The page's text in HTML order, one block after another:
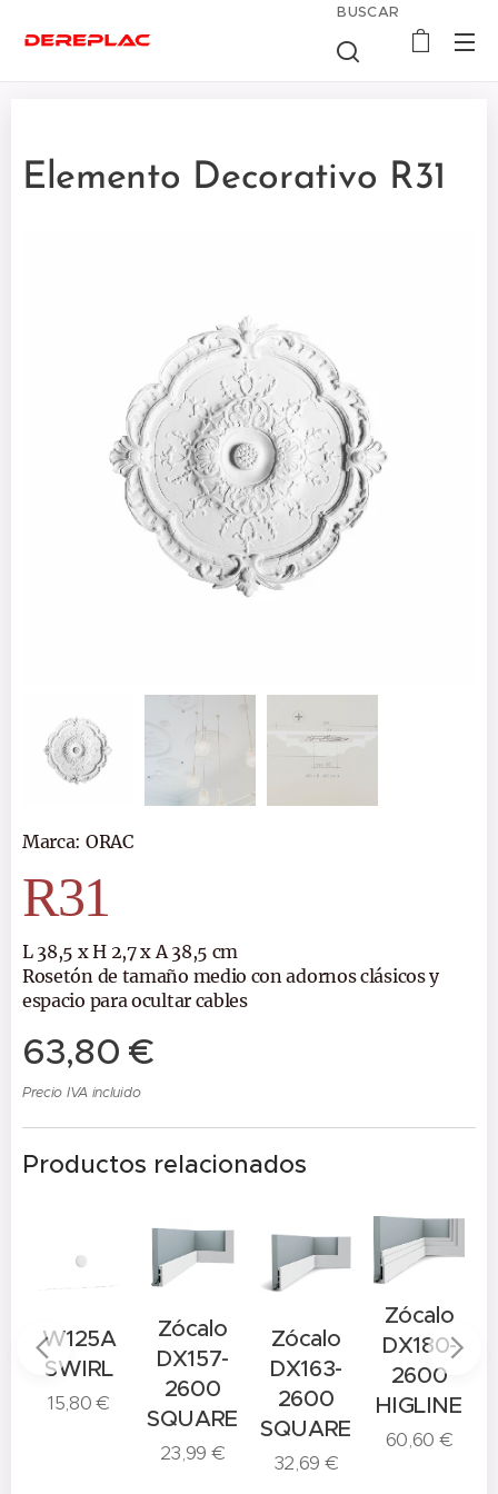
BUSCAR
Elemento Decorativo R31
Marca: ORAC
R31
L 38,5 x H 2,7 x A 38,5 cm
Rosetón de tamaño medio con adornos clásicos y
espacio para ocultar cables
63,80 €
Precio IVA incluido
Productos relacionados
W125A
SWIRL
15,80€
Zócalo
DX157-
2600
SQUARE
23,99 €
Zócalo
DX163-
2600
SQUARE
32,69 €
Zócalo
DX180-
2600
HIGLINE
60,60 €